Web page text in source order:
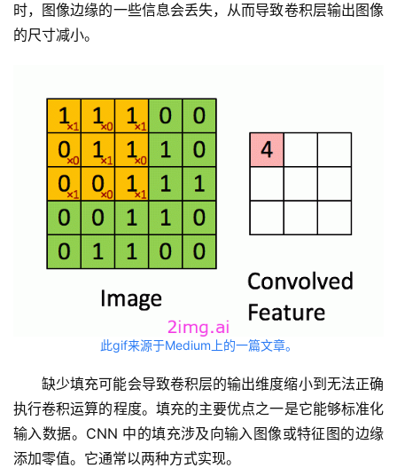
时，图像边缘的一些信息会丢失，从而导致卷积层输出图像
的尺寸减小。
此gif来源于Medium上的一篇文章。
缺少填充可能会导致卷积层的输出维度缩小到无法正确
执行卷积运算的程度。填充的主要优点之一是它能够标准化
输入数据。CNN 中的填充涉及向输入图像或特征图的边缘
添加零值。它通常以两种方式实现。